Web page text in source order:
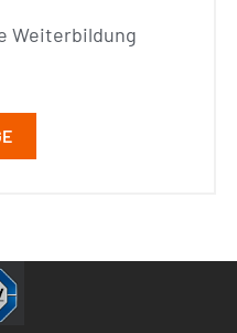
Weiterbildung